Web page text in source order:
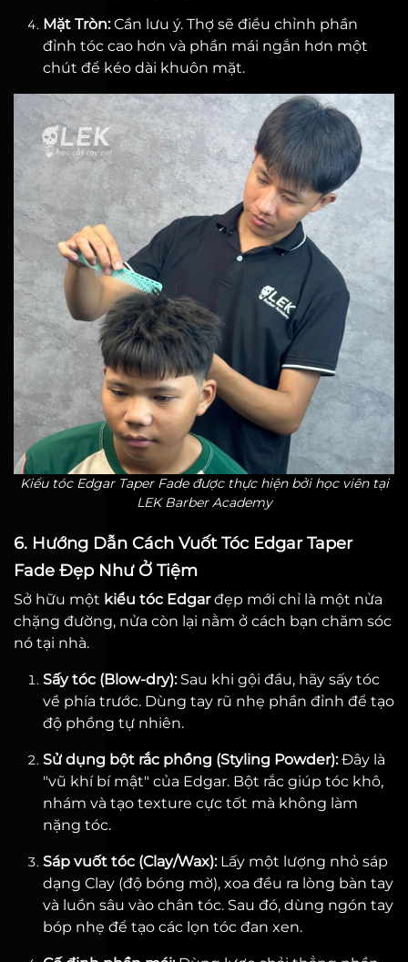
Mặt Tròn:Cần lưu ý. Thợ sẽ điều chỉnh phần
đỉnh tóc cao hơn và phần mái ngắn hơn một
chút để kéo dài khuôn mặt.
Kiểu tóc Edgar Taper Fade được thực hiện bởi học viên tại
LEK Barber Academy
6. Hướng Dẫn Cách Vuốt Tóc Edgar Taper
Fade Đẹp Như Ở Tiệm
Sở hữu một kiểu tóc Edgarđẹp mới chỉ là một nửa
chặng đường, nửa còn lại nằm ở cách bạn chăm sóc
nó tại nhà.
Sấy tóc (Blow-dry):Sau khi gội đầu, hãy sấy tóc
về phía trước. Dùng tay rũ nhẹ phần đỉnh để tạo
độ phồng tự nhiên.
Sử dụng bột rắc phồng (Styling Powder):Đây là
"vũ khí bí mật" của Edgar. Bột rắc giúp tóc khô,
nhám và tạo texture cực tốt mà không làm
nặng tóc.
Sáp vuốt tóc (Clay/Wax):Lấy một lượng nhỏ sáp
dạng Clay (độ bóng mờ), xoa đều ra lòng bàn tay
và luồn sâu vào chân tóc. Sau đó, dùng ngón tay
bóp nhẹ để tạo các lọn tóc đan xen.